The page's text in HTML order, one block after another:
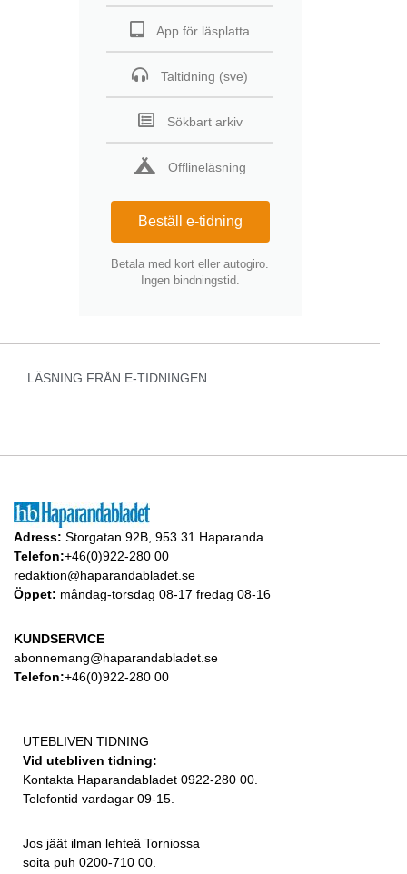
App för läsplatta
Taltidning (sve)
Sökbart arkiv
Offlineläsning
Beställ e-tidning
Betala med kort eller autogiro.
Ingen bindningstid.
LÄSNING FRÅN E-TIDNINGEN
Adress: Storgatan 92B, 953 31 Haparanda
Telefon:+46(0)922-280 00
redaktion@haparandabladet.se
Öppet: måndag-torsdag 08-17 fredag 08-16
KUNDSERVICE
abonnemang@haparandabladet.se
Telefon:+46(0)922-280 00
UTEBLIVEN TIDNING
Vid utebliven tidning:
Kontakta Haparandabladet 0922-280 00.
Telefontid vardagar 09-15.
Jos jäät ilman lehteä Torniossa
soita puh 0200-710 00.